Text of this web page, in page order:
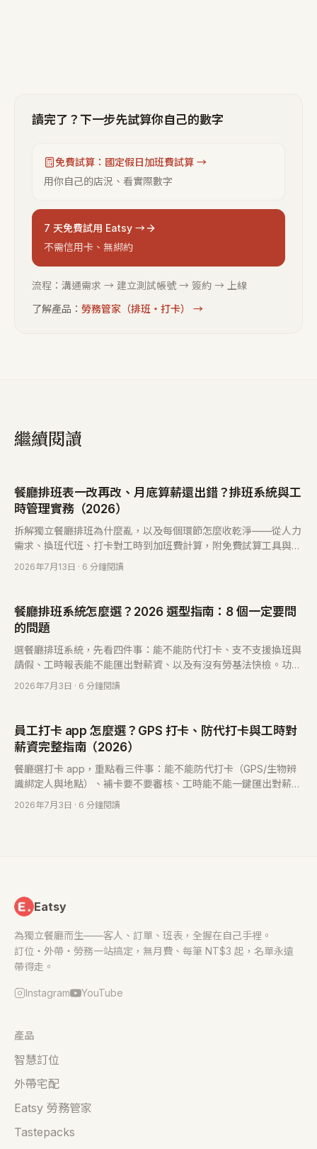
讀完了？下一步先試算你自己的數字
免費試算：國定假日加班費試算 →
用你自己的店況、看實際數字
7 天免費試用 Eatsy →
不需信用卡、無綁約
流程：溝通需求 → 建立測試帳號 → 簽約 → 上線
了解產品： 勞務管家（排班・打卡） →
繼續閱讀
餐廳排班表一改再改、月底算薪還出錯？排班系統與工
時管理實務（2026）
拆解獨立餐廳排班為什麼亂，以及每個環節怎麼收乾淨——從人力
需求、換班代班、打卡對工時到加班費計算，附免費試算工具與常
見問題。
2026年7月13日 · 6 分鐘閱讀
餐廳排班系統怎麼選？2026 選型指南：8 個一定要問
的問題
選餐廳排班系統，先看四件事：能不能防代打卡、支不支援換班與
請假、工時報表能不能匯出對薪資、以及有沒有勞基法快檢。功能
對得上你的痛點，再比價格與導入難度，就不會買錯。
2026年7月3日 · 6 分鐘閱讀
員工打卡 app 怎麼選？GPS 打卡、防代打卡與工時對
薪資完整指南（2026）
餐廳選打卡 app，重點看三件事：能不能防代打卡（GPS/生物辨
識綁定人與地點）、補卡要不要審核、工時能不能一鍵匯出對薪
資。這篇拆解 GPS／QR／生物辨識差異與勞基法記錄保存要點。
2026年7月3日 · 6 分鐘閱讀
Eatsy
為獨立餐廳而生——客人、訂單、班表，全握在自己手裡。
訂位・外帶・勞務一站搞定，無月費、每筆 NT$3 起，名單永遠
帶得走。
Instagram YouTube
產品
智慧訂位
外帶宅配
Eatsy 勞務管家
Tastepacks